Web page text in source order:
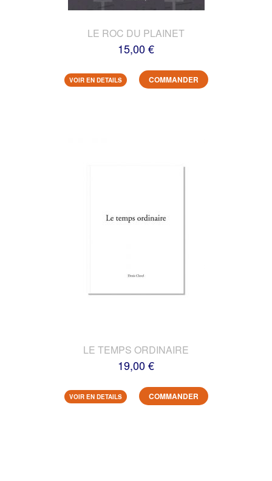
LE ROC DU PLAINET
15,00 €
VOIR EN DETAILS COMMANDER
LE TEMPS ORDINAIRE
19,00 €
VOIR EN DETAILS COMMANDER